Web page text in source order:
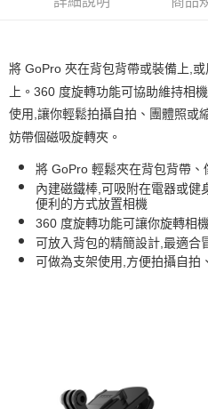
免運費
7-11取貨付款
免運費
付款後7-11取貨
免運費
宅配
免運費
將 GoPro 夾在背包背帶或裝備上,
上。360 度旋轉功能可協助維持相
使用,讓你輕鬆拍攝自拍、團體照或
妨帶個磁吸旋轉夾。
將 GoPro 輕鬆夾在背包背帶
內建磁鐵棒,可吸附在電器或健
便利的方式放置相機
360 度旋轉功能可讓你旋轉相
可放入背包的精簡設計,最適合
可做為支架使用,方便拍攝自拍